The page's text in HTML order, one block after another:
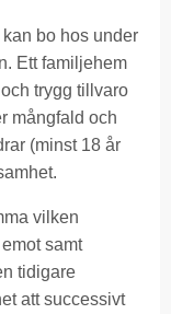
bo hos under
Ett familjehem
trygg tillvaro
mångfald och
(minst 18 år
vilken
samt
tidigare
att successivt